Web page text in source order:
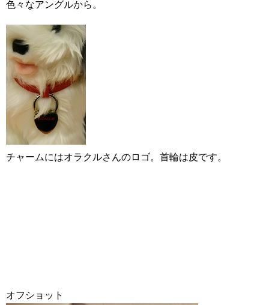
色々なアングルから。
チャームにはオラクルさんのロゴ。首輪は皮です。
オフショット